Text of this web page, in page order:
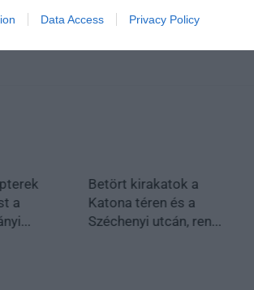
Data Access Privacy Policy
a
Betört kirakatok a
Katona téren és a
Széchenyi utcán, ren...